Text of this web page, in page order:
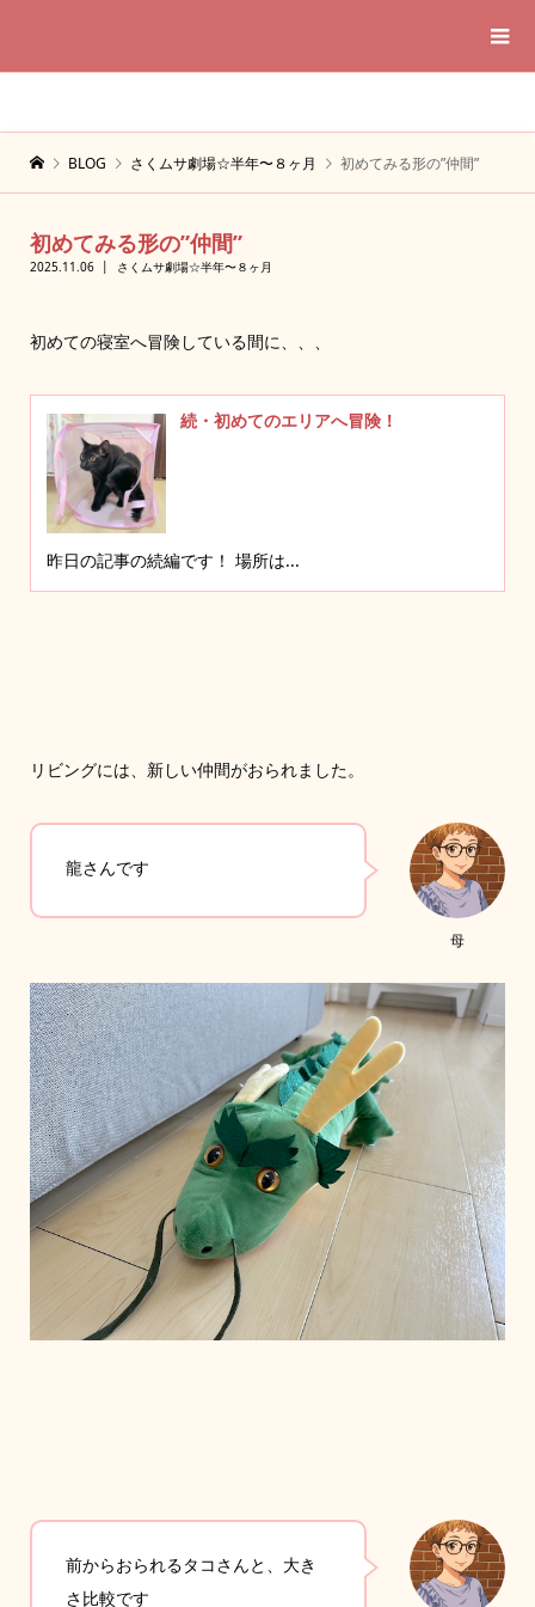
BLOG さくムサ劇場☆半年〜８ヶ月 初めてみる形の”仲間”
初めてみる形の”仲間”
2025.11.06 さくムサ劇場☆半年〜８ヶ月
初めての寝室へ冒険している間に、、、
続・初めてのエリアへ冒険！
昨日の記事の続編です！ 場所は...
リビングには、新しい仲間がおられました。
母
龍さんです
前からおられるタコさんと、大き
さ比較です